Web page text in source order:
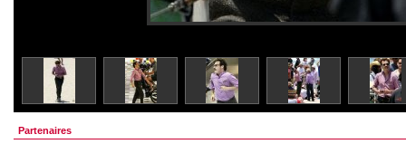
Partenaires